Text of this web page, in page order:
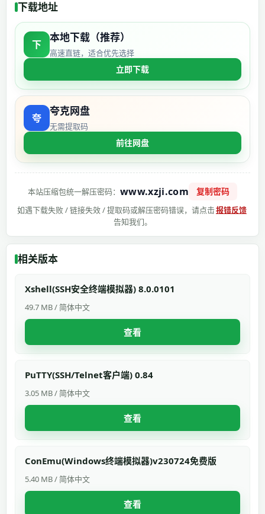
下载地址
下
本地下载（推荐）
高速直链，适合优先选择
立即下载
夸克网盘
无需提取码
前往网盘
本站压缩包统一解压密码：www.xzji.com 复制密码
如遇下载失败 / 链接失效 / 提取码或解压密码错误，请点击报错反馈
告知我们。
相关版本
Xshell(SSH安全终端模拟器) 8.0.0101
49.7 MB / 简体中文
查看
PuTTY(SSH/Telnet客户端) 0.84
3.05 MB / 简体中文
查看
ConEmu(Windows终端模拟器)v230724免费版
5.40 MB / 简体中文
查看